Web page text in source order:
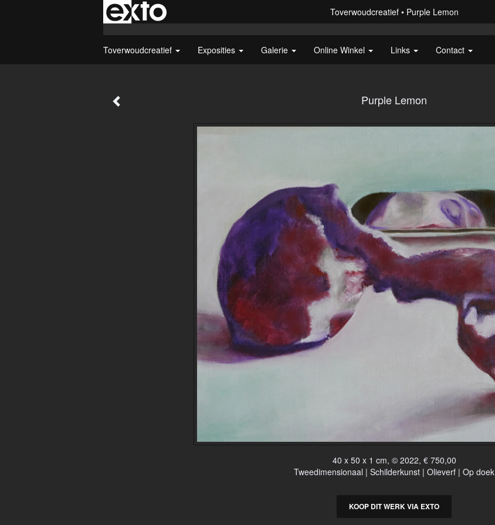
Toverwoudcreatief Purple Lemon
Toverwoudcreatief Exposities Galerie Online Winkel Links Contact
Purple Lemon
40 x 50 x 1 cm, © 2022, € 750,00
Tweedimensionaal | Schilderkunst | Olieverf | Op doek
KOOP DIT WERK VIA EXTO